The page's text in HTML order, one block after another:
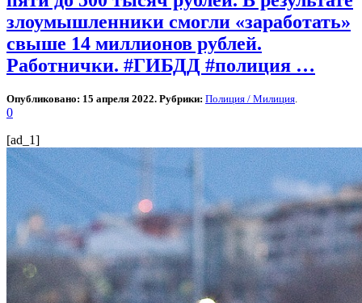
злоумышленники смогли «заработать»
свыше 14 миллионов рублей.
Работнички. #ГИБДД #полиция …
Опубликовано: 15 апреля 2022. Рубрики: Полиция / Милиция
0
[ad_1]